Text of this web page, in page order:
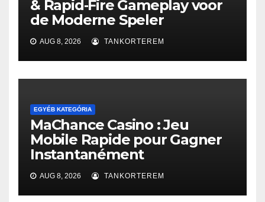
& Rapid‑Fire Gameplay voor
de Moderne Speler
AUG 8, 2026 TANKORTEREM
EGYÉB KATEGÓRIA
MaChance Casino : Jeu
Mobile Rapide pour Gagner
Instantanément
AUG 8, 2026 TANKORTEREM